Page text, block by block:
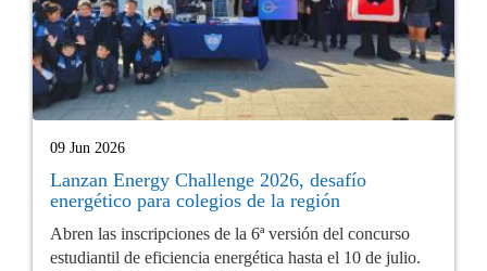
09 Jun 2026
Lanzan Energy Challenge 2026, desafío
energético para colegios de la región
Abren las inscripciones de la 6ª versión del concurso
estudiantil de eficiencia energética hasta el 10 de julio.